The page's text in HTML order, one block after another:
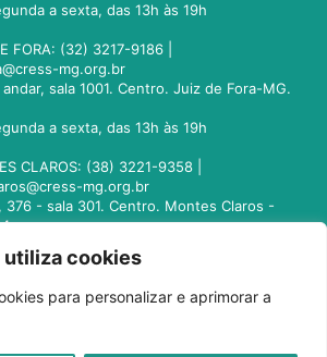
utiliza cookies
para personalizar e aprimorar a
a sexta, das 13h às 19h
FORA: (32) 3217-9186 |
mg.org.br
andar, sala 1001. Centro. Juiz de Fora-MG.
a sexta, das 13h às 19h
CLAROS: (38) 3221-9358 |
mg.org.br
376 - sala 301. Centro. Montes Claros -
mg.org.br
- sala 101. Uberlândia - MG. CEP